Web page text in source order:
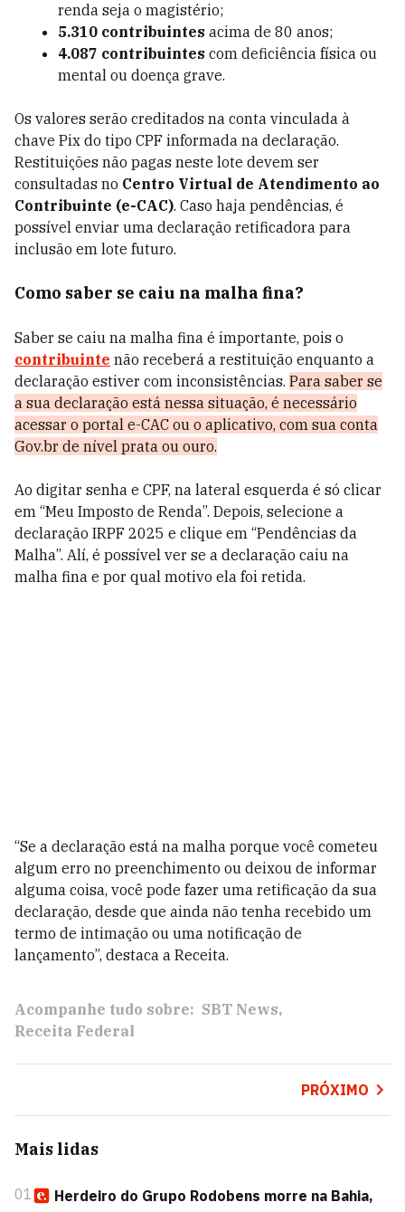
renda seja o magistério;
5.310 contribuintes acima de 80 anos;
4.087 contribuintes com deficiência física ou
mental ou doença grave.
Os valores serão creditados na conta vinculada à
chave Pix do tipo CPF informada na declaração.
Restituições não pagas neste lote devem ser
consultadas no Centro Virtual de Atendimento ao
Contribuinte (e-CAC). Caso haja pendências, é
possível enviar uma declaração retificadora para
inclusão em lote futuro.
Como saber se caiu na malha fina?
Saber se caiu na malha fina é importante, pois o
contribuinte não receberá a restituição enquanto a
declaração estiver com inconsistências. Para saber se
a sua declaração está nessa situação, é necessário
acessar o portal e-CAC ou o aplicativo, com sua conta
Gov.br de nível prata ou ouro.
Ao digitar senha e CPF, na lateral esquerda é só clicar
em “Meu Imposto de Renda”. Depois, selecione a
declaração IRPF 2025 e clique em “Pendências da
Malha”. Alí, é possível ver se a declaração caiu na
malha fina e por qual motivo ela foi retida.
“Se a declaração está na malha porque você cometeu
algum erro no preenchimento ou deixou de informar
alguma coisa, você pode fazer uma retificação da sua
declaração, desde que ainda não tenha recebido um
termo de intimação ou uma notificação de
lançamento”, destaca a Receita.
Acompanhe tudo sobre: SBT News
Receita Federal
PRÓXIMO
Mais lidas
01
Herdeiro do Grupo Rodobens morre na Bahia,